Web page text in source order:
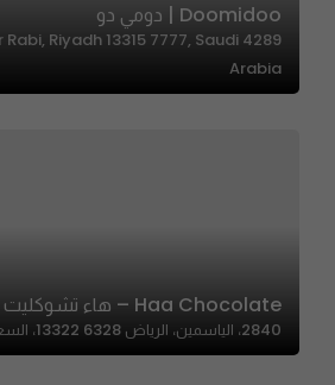
Doomidoo | دومي دو
Ar Rabi, Riyadh 13315 7777, Saudi
Arabia
Haa Chocolate – هاء تشوكليت
2840، الياسمين، الرياض 13322 6328، السعودية